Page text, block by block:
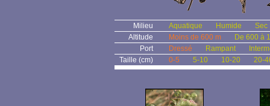
Milieu Aquatique Humide
Sec
Altitude
Moins de 600 m
De 600 à
Port
Dressé Rampant
Taille (cm)
0-5 5-10 10-20 20-